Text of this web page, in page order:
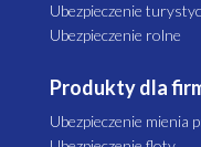
Ubezpieczenie
Ubezpieczenie rolne
Produkty dla
Ubezpieczenie mienia